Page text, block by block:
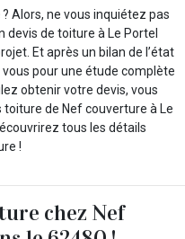
Alors, ne vous inquiétez pas
de toiture à Le Portel
Et après un bilan de l’état
pour une étude complète
obtenir votre devis, vous
de Nef couverture à Le
tous les détails
!
chez Nef